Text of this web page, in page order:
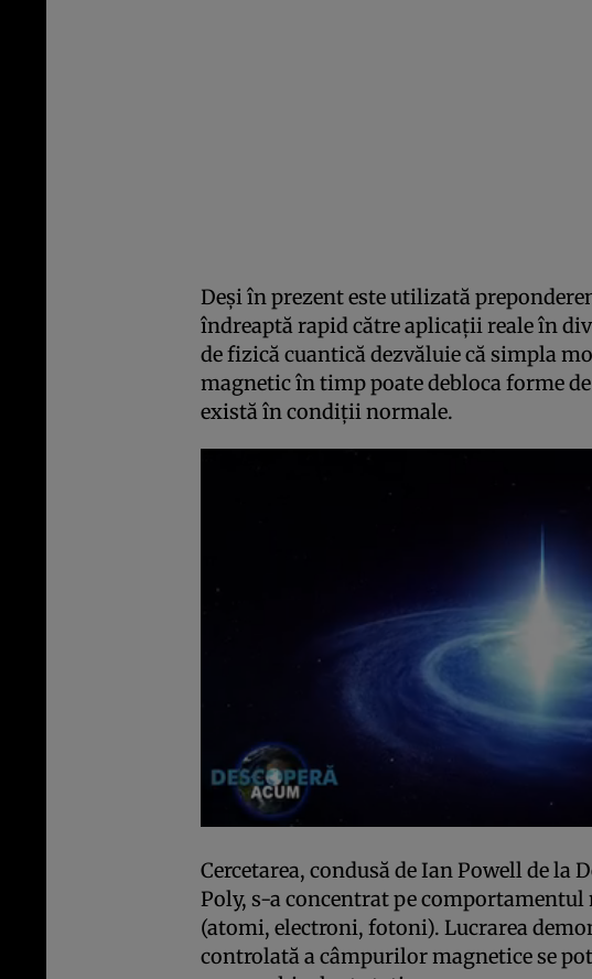
Deși în prezent este utilizată
îndreaptă rapid către aplicații reale în
de fizică cuantică dezvăluie că simpla
magnetic în timp poate debloca forme
există în condiții normale.
Cercetarea, condusă de Ian Powell de la
Poly, s-a concentrat pe
(atomi, electroni, fotoni). Lucrarea
controlată a câmpurilor magnetice se